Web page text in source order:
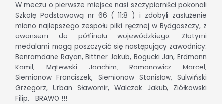
W meczu o pierwsze miejsce nasi szczypiorniści pokonali
Szkołę Podstawową nr 66 ( 11:8 ) i zdobyli zasłużenie
miano najlepszego zespołu piłki ręcznej w Bydgoszczy, z
awansem do półfinału wojewódzkiego. Złotymi
medalami mogą poszczycić się następujący zawodnicy:
Benramdane Rayan, Bittner Jakub, Bogucki Jan, Erdmann
Kamil, Mątewski Joachim, Romanowicz Marcel,
Siemionow Franciszek, Siemionow Stanisław, Sulwiński
Grzegorz, Urban Sławomir, Walczak Jakub, Ziółkowski
Filip. BRAWO !!!